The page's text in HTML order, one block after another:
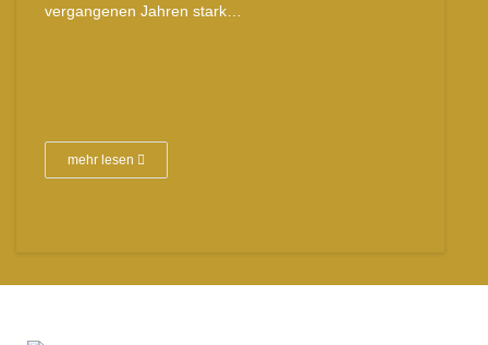
vergangenen Jahren stark…
mehr lesen